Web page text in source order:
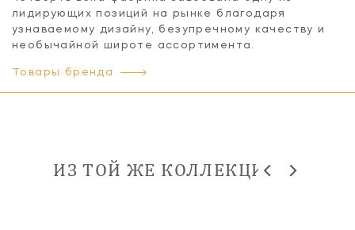
лидирующих позиций на рынке благодаря
узнаваемому дизайну, безупречному качеству и
необычайной широте ассортимента.
Товары бренда
ИЗ ТОЙ ЖЕ КОЛЛЕКЦИИ